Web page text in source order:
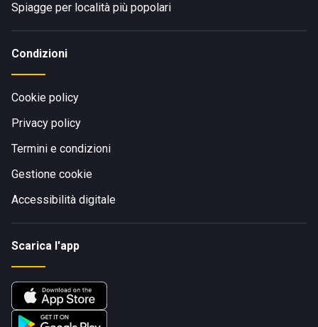
Spiagge per località più popolari
Condizioni
Cookie policy
Privacy policy
Termini e condizioni
Gestione cookie
Accessibilità digitale
Scarica l'app